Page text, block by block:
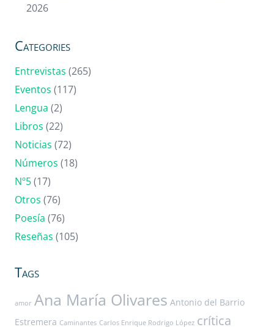
2026
Categories
Entrevistas (265)
Eventos (117)
Lengua (2)
Libros (22)
Noticias (72)
Números (18)
Nº5(17)
Otros (76)
Poesía (76)
Reseñas (105)
Tags
amor Ana María Olivares Antonio del Barrio
Estremera Caminantes Carlos Enrique Rodrigo López crítica